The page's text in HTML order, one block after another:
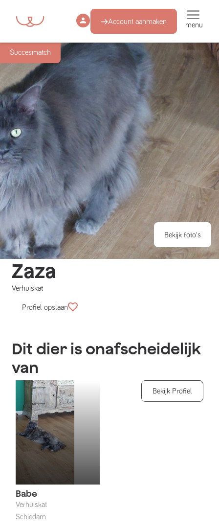
Account aanmaken menu
Succesmatch
Bekijk foto's
Zaza
Verhuiskat
Profiel opslaan
Dit dier is onafscheidelijk
van
Babe
Verhuiskat
Schiedam
Bekijk Profiel